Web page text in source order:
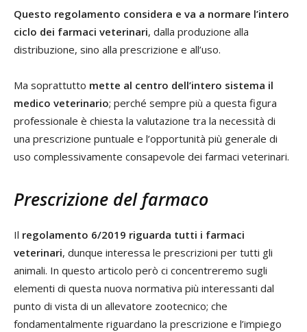
Questo regolamento considera e va a normare l’intero
ciclo dei farmaci veterinari, dalla produzione alla
distribuzione, sino alla prescrizione e all’uso.
Ma soprattutto mette al centro dell’intero sistema il
medico veterinario; perché sempre più a questa figura
professionale è chiesta la valutazione tra la necessità di
una prescrizione puntuale e l’opportunità più generale di
uso complessivamente consapevole dei farmaci veterinari.
Prescrizione del farmaco
Il regolamento 6/2019 riguarda tutti i farmaci
veterinari, dunque interessa le prescrizioni per tutti gli
animali. In questo articolo però ci concentreremo sugli
elementi di questa nuova normativa più interessanti dal
punto di vista di un allevatore zootecnico; che
fondamentalmente riguardano la prescrizione e l’impiego